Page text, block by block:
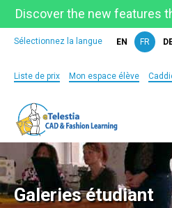
Sélectionnez la langue EN FR
Liste de prix Mon espace élève
Galeries étudiant